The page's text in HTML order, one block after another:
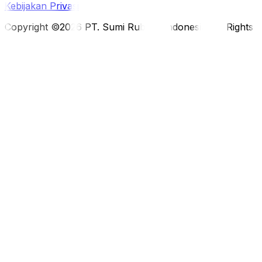
Kebijakan Privasi
Copyright ©2026 PT. Sumi Rubber Indonesia. All Rights